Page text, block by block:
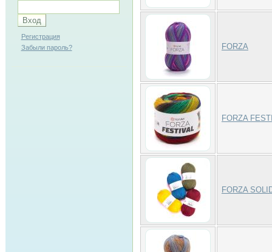
Регистрация
Забыли пароль?
FORZA
FORZA
FORZA